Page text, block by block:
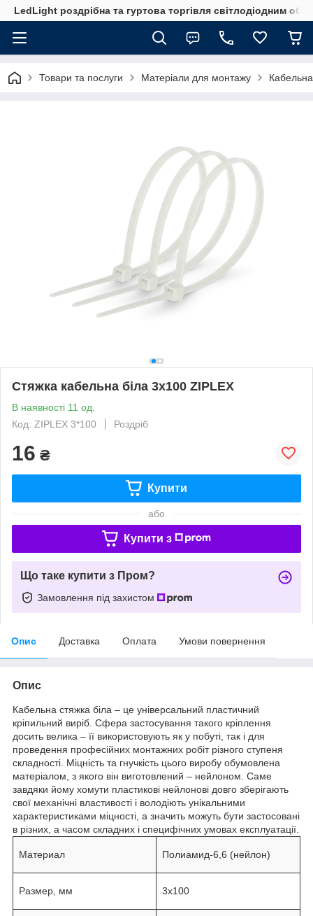
LedLight роздрiбна та гуртова торгiвля свiтлодiодним
Товари та послуги Матеріали для монтажу
Стяжка кабельна біла 3х100 ZIPLEX
В наявності 11 од.
Код: ZIPLEX 3*100
Роздріб
16 ₴
Купити
або
Купити з
Що таке купити з Пром?
Замовлення під захистом
Опис Доставка Оплата Умови повернення
Опис
Кабельна стяжка біла – це універсальний пластичний
кріпильний виріб. Сфера застосування такого кріплення
досить велика – її використовують як у побуті, так і для
проведення професійних монтажних робіт різного ступеня
складності. Міцність та гнучкість цього виробу обумовлена ​​
матеріалом, з якого він виготовлений – нейлоном. Саме
завдяки йому хомути пластикові нейлонові довго зберігають
свої механічні властивості і володіють унікальними
характеристиками міцності, а значить можуть бути застосовані
в різних, а часом складних і специфічних умовах експлуатації.
Материал Полиамид-6,6 (нейлон)
Размер, мм 3x100